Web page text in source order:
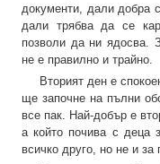
документи, дали добра
дали трябва да се
позволи да ни ядосва.
не е правилно и трайно.
Вторият ден е
ще започне на пълни
все пак. Най-добър е
а който почива с деца
всичко друго, но не и за